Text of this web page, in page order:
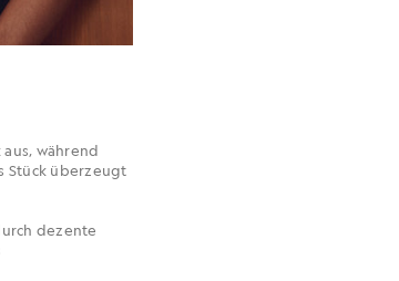
während
Stück überzeugt
dezente